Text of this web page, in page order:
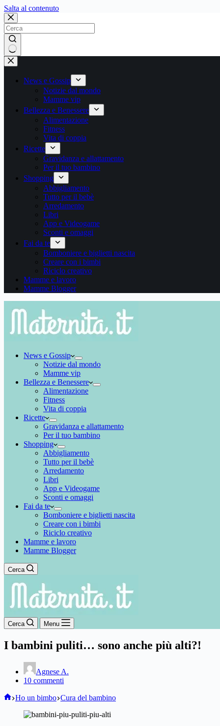
Salta al contenutoSalta
contenuto
Nessun
risultato
News e Gossip
Notizie dal mondo
Mamme vip
Bellezza e Benessere
Alimentazione
Fitness
Vita di coppia
Ricette
Gravidanza e allattamento
Per il tuo bambino
Shopping
Abbigliamento
Tutto per il bebè
Arredamento
Libri
App e Videogame
Sconti e omaggi
Fai da te
Bomboniere e biglietti nascita
Creare con i bimbi
Riciclo creativo
Mamme e lavoro
Mamme Blogger
News e Gossip
Notizie dal mondo
Mamme vip
Bellezza e Benessere
Alimentazione
Fitness
Vita di coppia
Ricette
Gravidanza e allattamento
Per il tuo bambino
Shopping
Abbigliamento
Tutto per il bebè
Arredamento
Libri
App e Videogame
Sconti e omaggi
Fai da te
Bomboniere e biglietti nascita
Creare con i bimbi
Riciclo creativo
Mamme e lavoro
Mamme Blogger
Cerca
Cerca Menu
I bambini puliti… sono anche più alti?!
Agnese A.
10 commenti
Home
Ho un bimbo Cura del bambino